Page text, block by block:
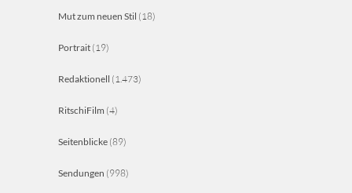
Mut zum neuen Stil (18)
Portrait (19)
Redaktionell (1.473)
RitschiFilm (4)
Seitenblicke (89)
Sendungen (998)